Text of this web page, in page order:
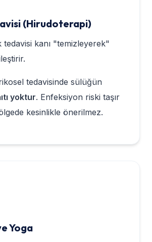
(Hirudoterapi)
tedavisi kanı "temizleyerek"
tedavisinde sülüğün
yoktur. Enfeksiyon riski taşır
kesinlikle önerilmez.
Yoga